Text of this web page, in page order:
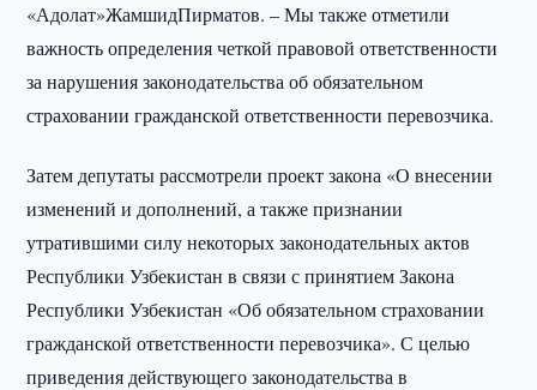
«Адолат»ЖамшидПирматов. – Мы также отметили
важность определения четкой правовой ответственности
за нарушения законодательства об обязательном
страховании гражданской ответственности перевозчика.
Затем депутаты рассмотрели проект закона «О внесении
изменений и дополнений, а также признании
утратившими силу некоторых законодательных актов
Республики Узбекистан в связи с принятием Закона
Республики Узбекистан «Об обязательном страховании
гражданской ответственности перевозчика». С целью
приведения действующего законодательства в